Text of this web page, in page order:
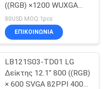
((RGB) ×1200 WUXGA
170PPI 400 cd/m2
Βιομηχανική οθόνη LCD
80USD MOQ:1pcs
ΕΠΙΚΟΙΝΩΝΙΑ
LB121S03-TD01 LG
Δείκτης 12.1" 800 ((RGB)
× 600 SVGA 82PPI 400